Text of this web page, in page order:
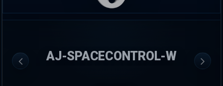
AJ-SPACECONTROL-W